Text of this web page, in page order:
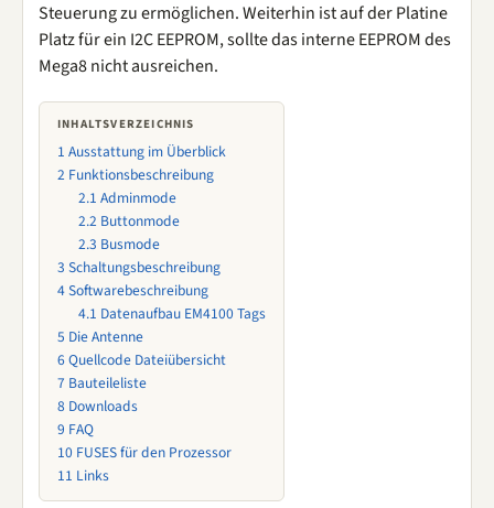
Steuerung zu ermöglichen. Weiterhin ist auf der Platine
Platz für ein I2C EEPROM, sollte das interne EEPROM des
Mega8 nicht ausreichen.
INHALTSVERZEICHNIS
1 Ausstattung im Überblick
2 Funktionsbeschreibung
2.1 Adminmode
2.2 Buttonmode
2.3 Busmode
3 Schaltungsbeschreibung
4Softwarebeschreibung
4.1 Datenaufbau EM4100 Tags
5 Die Antenne
6Quellcode Dateiübersicht
7 Bauteileliste
8 Downloads
9 FAQ
10 FUSES für den Prozessor
11 Links